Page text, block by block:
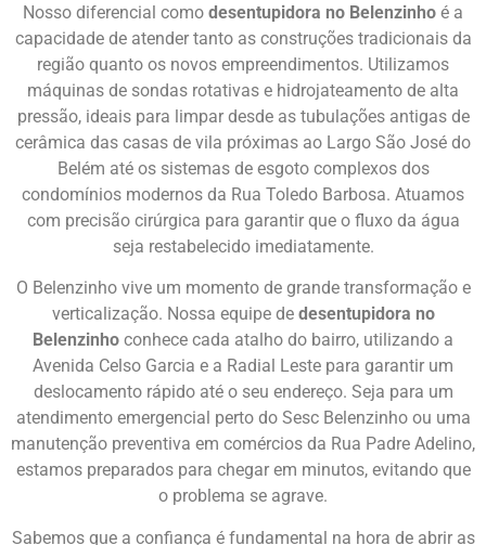
Nosso diferencial como desentupidora no Belenzinho é a
capacidade de atender tanto as construções tradicionais da
região quanto os novos empreendimentos. Utilizamos
máquinas de sondas rotativas e hidrojateamento de alta
pressão, ideais para limpar desde as tubulações antigas de
cerâmica das casas de vila próximas ao Largo São José do
Belém até os sistemas de esgoto complexos dos
condomínios modernos da Rua Toledo Barbosa. Atuamos
com precisão cirúrgica para garantir que o fluxo da água
seja restabelecido imediatamente.
O Belenzinho vive um momento de grande transformação e
verticalização. Nossa equipe de desentupidora no
Belenzinho conhece cada atalho do bairro, utilizando a
Avenida Celso Garcia e a Radial Leste para garantir um
deslocamento rápido até o seu endereço. Seja para um
atendimento emergencial perto do Sesc Belenzinho ou uma
manutenção preventiva em comércios da Rua Padre Adelino,
estamos preparados para chegar em minutos, evitando que
o problema se agrave.
Sabemos que a confiança é fundamental na hora de abrir as